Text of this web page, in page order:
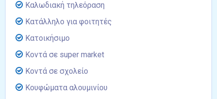
Καλωδιακή τηλεόραση
Κατάλληλο για φοιτητές
Κατοικήσιμο
Κοντά σε super market
Κοντά σε σχολείο
Κουφώματα αλουμινίου